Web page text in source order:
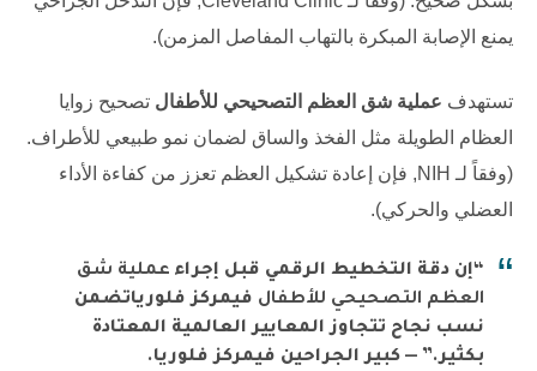
يمنع الإصابة المبكرة بالتهاب المفاصل المزمن).
تستهدف عملية شق العظم التصحيحي للأطفال تصحيح زوايا
العظام الطويلة مثل الفخذ والساق لضمان نمو طبيعي للأطراف.
(وفقاً لـ NIH, فإن إعادة تشكيل العظم تعزز من كفاءة الأداء
العضلي والحركي).
“إن دقة التخطيط الرقمي قبل إجراء عملية شق
العظم التصحيحي للأطفال فيمركز فلورياتضمن
نسب نجاح تتجاوز المعايير العالمية المعتادة
بكثير.” — كبير الجراحين فيمركز فلوريا.